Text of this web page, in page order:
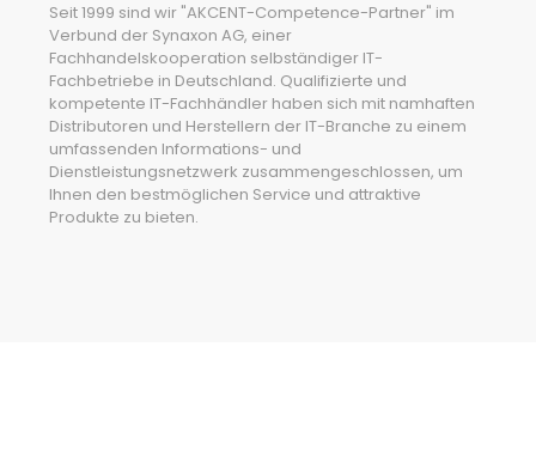
Seit 1999 sind wir "AKCENT-Competence-Partner" im
Verbund der Synaxon AG, einer
Fachhandelskooperation selbständiger IT-
Fachbetriebe in Deutschland. Qualifizierte und
kompetente IT-Fachhändler haben sich mit namhaften
Distributoren und Herstellern der IT-Branche zu einem
umfassenden Informations- und
Dienstleistungsnetzwerk zusammengeschlossen, um
Ihnen den bestmöglichen Service und attraktive
Produkte zu bieten.